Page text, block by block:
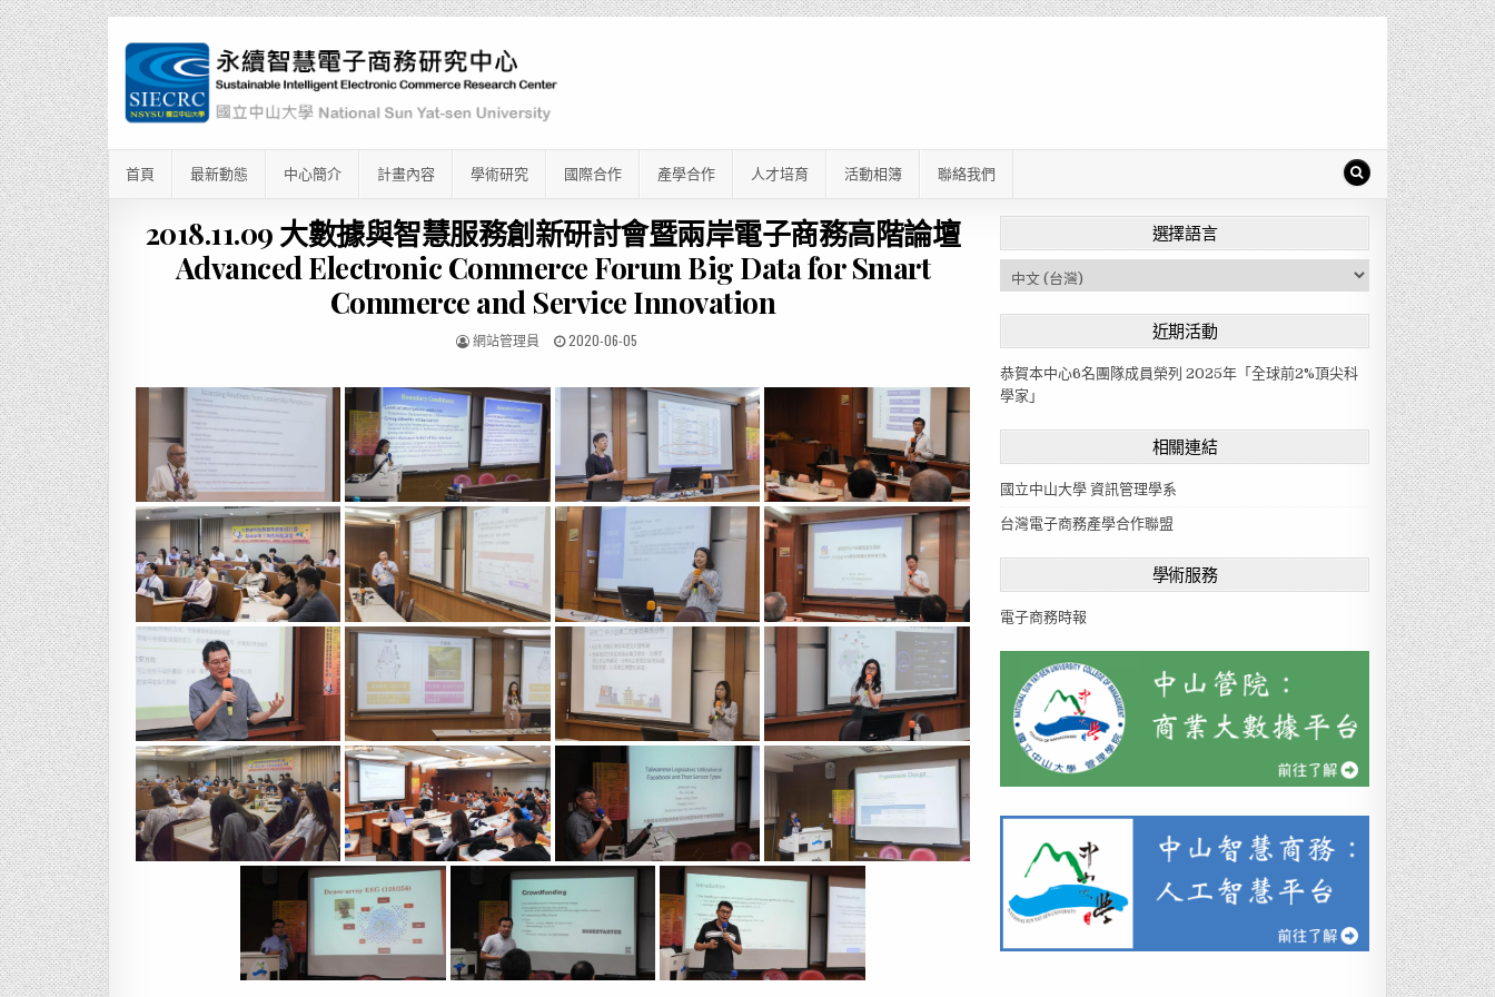
首頁 最新動態 中心簡介 計畫內容 學術研究 國際合作 產學合作 人才培育 活動相簿 聯絡我們
2018.11.09 大數據與智慧服務創新研討會暨兩岸電子商務高階論壇
Advanced Electronic Commerce Forum Big Data for Smart
Commerce and Service Innovation
網站管理員 2020-06-05
選擇語言
h
o
e
a
l
g
u
g
近期活動
恭賀本中心6名團隊成員榮列 2025年「全球前2%頂尖科
學家」
相關連結
國立中山大學 資訊管理學系
台灣電子商務產學合作聯盟
學術服務
電子商務時報